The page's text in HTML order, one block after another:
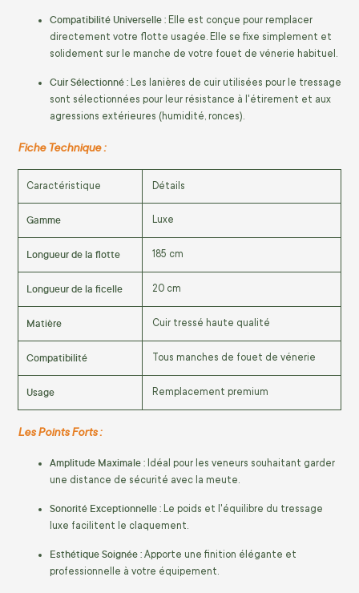
Compatibilité Universelle : Elle est conçue pour remplacer
directement votre flotte usagée. Elle se fixe simplement et
solidement sur le manche de votre fouet de vénerie habituel.
Cuir Sélectionné : Les lanières de cuir utilisées pour le tressage
sont sélectionnées pour leur résistance à l'étirement et aux
agressions extérieures (humidité, ronces).
Fiche Technique :
Caractéristique Détails
Gamme Luxe
Longueur de la flotte 185 cm
Longueur de la ficelle 20 cm
Matière Cuir tressé haute qualité
Compatibilité Tous manches de fouet de vénerie
Usage Remplacement premium
Les Points Forts :
Amplitude Maximale : Idéal pour les veneurs souhaitant garder
une distance de sécurité avec la meute.
Sonorité Exceptionnelle : Le poids et l'équilibre du tressage
luxe facilitent le claquement.
Esthétique Soignée : Apporte une finition élégante et
professionnelle à votre équipement.